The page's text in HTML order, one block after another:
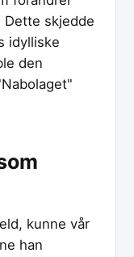
Dette skjedde
idylliske
den
kunne vår
han